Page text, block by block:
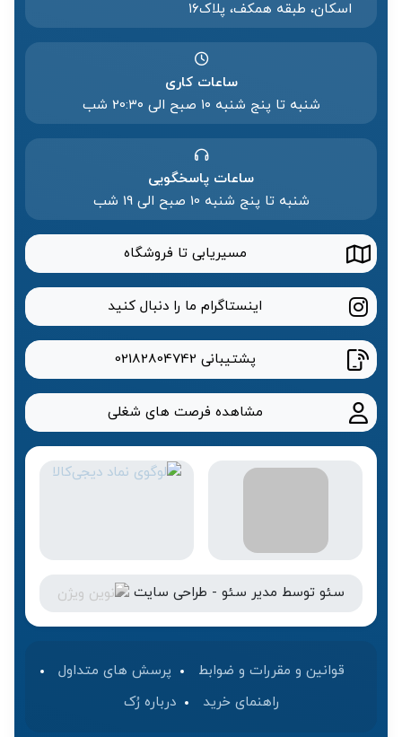
اسکان، طبقه همکف، پلاک۱۶
ساعات کاری
شنبه تا پنج شنبه ۱۰ صبح الی 20:۳۰ شب
ساعات پاسخگویی
شنبه تا پنج شنبه 10 صبح الی 19 شب
مسیریابی تا فروشگاه
اینستاگرام ما را دنبال کنید
پشتیبانی 02182804742
مشاهده فرصت های شغلی
سئو توسط مدیر سئو - طراحی سایت
قوانین و مقررات و ضوابط
پرسش های متداول
راهنمای خرید
درباره رُک‌